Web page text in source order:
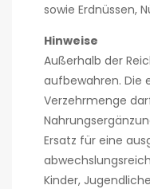
sowie Erdnüssen,
Hinweise
Außerhalb der
aufbewahren. Die
Verzehrmenge
Ersatz für eine
Kinder,